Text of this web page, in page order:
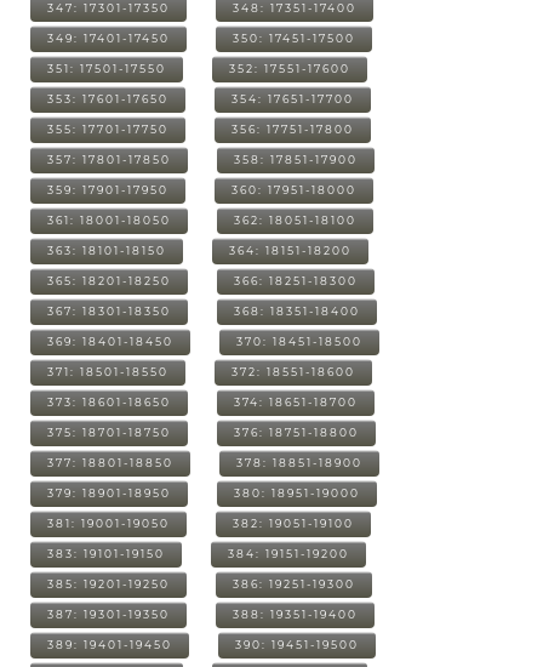
347: 17301-17350 348: 17351-17400
349: 17401-17450 350: 17451-17500
351: 17501-17550 352: 17551-17600
353: 17601-17650 354: 17651-17700
355: 17701-17750 356: 17751-17800
357: 17801-17850 358: 17851-17900
359: 17901-17950 360: 17951-18000
361: 18001-18050 362: 18051-18100
363: 18101-18150 364: 18151-18200
365: 18201-18250 366: 18251-18300
367: 18301-18350 368: 18351-18400
369: 18401-18450 370: 18451-18500
371: 18501-18550 372: 18551-18600
373: 18601-18650 374: 18651-18700
375: 18701-18750 376: 18751-18800
377: 18801-18850 378: 18851-18900
379: 18901-18950 380: 18951-19000
381: 19001-19050 382: 19051-19100
383: 19101-19150 384: 19151-19200
385: 19201-19250 386: 19251-19300
387: 19301-19350 388: 19351-19400
389: 19401-19450 390: 19451-19500